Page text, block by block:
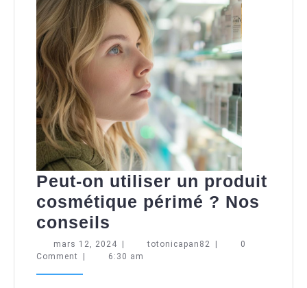
Peut-on utiliser un produit
cosmétique périmé ? Nos
conseils
on
utiliser
mars 12, 2024 mars
12,
totonicapan82 totonicapan82
0
Comment
6:30 am